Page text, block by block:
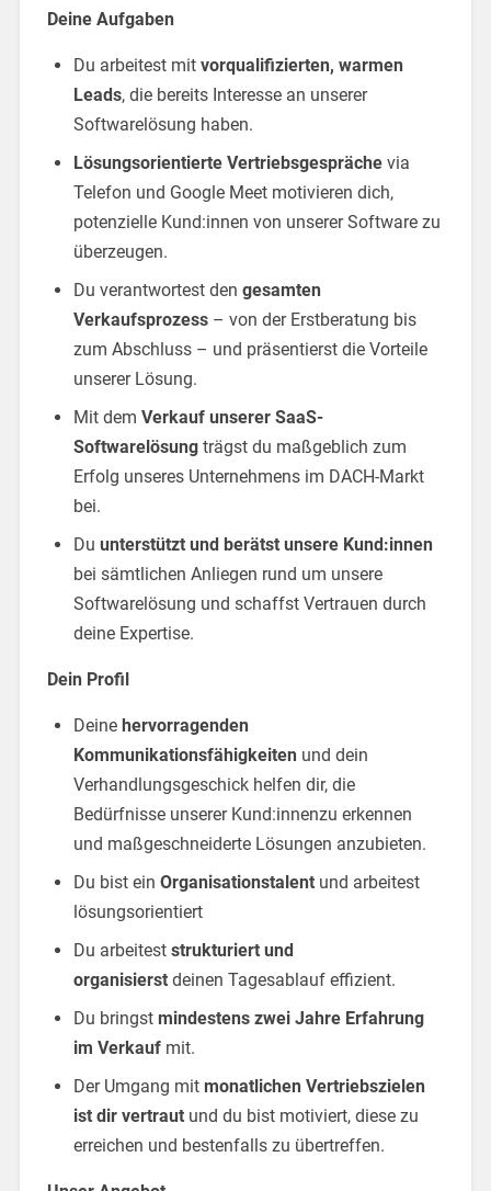
Deine Aufgaben
Du arbeitest mit vorqualifizierten, warmen
Leads, die bereits Interesse an unserer
Softwarelösung haben.
Lösungsorientierte Vertriebsgesprächevia
Telefon und Google Meet motivieren dich,
potenzielle Kund:innen von unserer Software zu
überzeugen.
Du verantwortest den gesamten
Verkaufsprozess– von der Erstberatung bis
zum Abschluss – und präsentierst die Vorteile
unserer Lösung.
Mit dem Verkauf unserer SaaS-
Softwarelösungträgst du maßgeblich zum
Erfolg unseres Unternehmens im DACH-Markt
bei.
Du unterstützt und berätst unsere Kund:innen
bei sämtlichen Anliegen rund um unsere
Softwarelösung und schaffst Vertrauen durch
deine Expertise.
Dein Profil
Deine hervorragenden
Kommunikationsfähigkeitenund dein
Verhandlungsgeschick helfen dir, die
Bedürfnisse unserer Kund:innenzu erkennen
und maßgeschneiderte Lösungen anzubieten.
Du bist ein Organisationstalentund arbeitest
lösungsorientiert
Du arbeitest strukturiert und
organisierst deinen Tagesablauf effizient.
Du bringst mindestens zwei Jahre Erfahrung
im Verkaufmit.
Der Umgang mit monatlichen Vertriebszielen
ist dir vertrautund du bist motiviert, diese zu
erreichen und bestenfalls zu übertreffen.